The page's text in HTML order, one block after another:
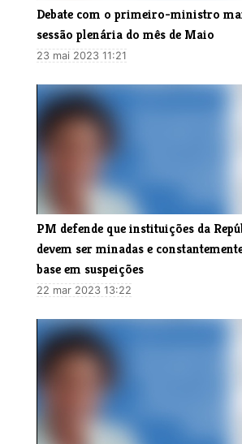
Debate com o primeiro-ministro
sessão plenária do mês de Maio
23 mai 2023 11:21
PM defende que instituições da
devem ser minadas e
base em suspeições
22 mar 2023 13:22